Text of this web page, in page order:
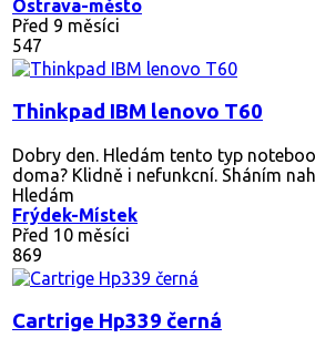
Ostrava-město
Před 9 měsíci
547
Thinkpad IBM lenovo T60
Dobry den. Hledám tento typ
doma? Klidně i nefunkcní. Sháním
Hledám
Frýdek-Místek
Před 10 měsíci
869
Cartrige Hp339 černá